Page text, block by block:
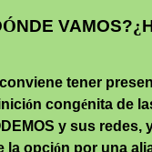
ÓNDE VAMOS?¿
tener
ón congénita de
y sus redes,
la opción por una